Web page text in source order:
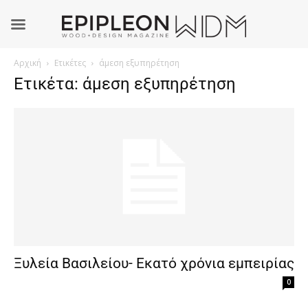
Αρχική Ετικέτες άμεση εξυπηρέτηση
Ετικέτα: άμεση εξυπηρέτηση
Ξυλεία Βασιλείου- Εκατό χρόνια εμπειρίας
0